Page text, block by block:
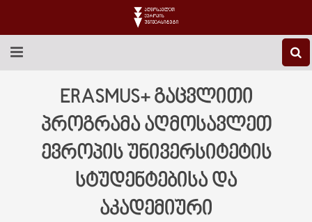
EEU-Ს ᲨᲔᲡᲐᲮᲔᲑ
ᲒᲐᲜᲐᲗᲚᲔᲑᲐ
ᲙᲕᲚᲔᲕᲐ
ᲡᲐᲔᲠᲗᲐᲨᲝᲠᲘᲡᲝ
ERASMUS+ გაცვლითი
პროგრამა აღმოსავლეთ
ევროპის უნივერსიტეტის
სტუდენტებისა და
აკადემიური